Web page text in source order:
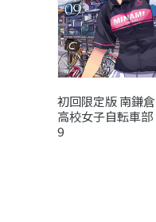
初回限定版 南鎌倉
高校女子自転車部
9